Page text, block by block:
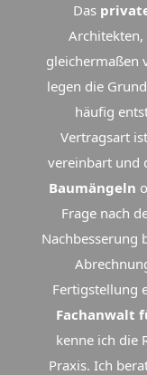
Das
gleichermaßen
legen die
häufig
Vertragsart
vereinbart und
Baumängeln
Frage nach
Nachbesserung
Fertigstellung
Fachanwalt
kenne ich die
Praxis. Ich